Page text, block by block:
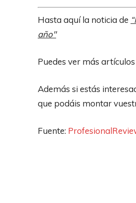
Hasta aquí la noticia de
año″
Puedes ver más
Además si estás
que podáis montar
Fuente: